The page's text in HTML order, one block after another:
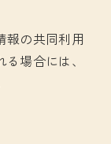
報の共同利用
場合には、